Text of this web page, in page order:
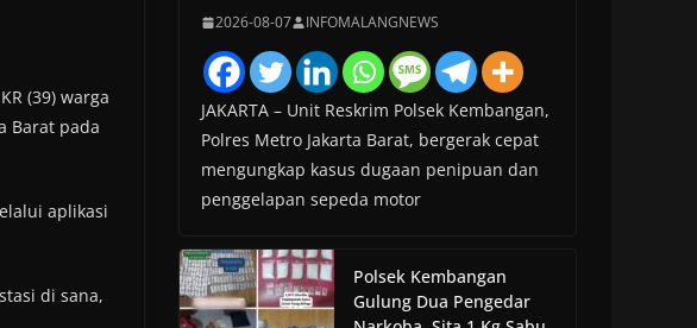
(39) warga
Barat pada
aplikasi
di sana,
2026-08-07 INFOMALANGNEWS
JAKARTA – Unit Reskrim Polsek Kembangan,
Polres Metro Jakarta Barat, bergerak cepat
mengungkap kasus dugaan penipuan dan
penggelapan sepeda motor
Polsek Kembangan
Gulung Dua Pengedar